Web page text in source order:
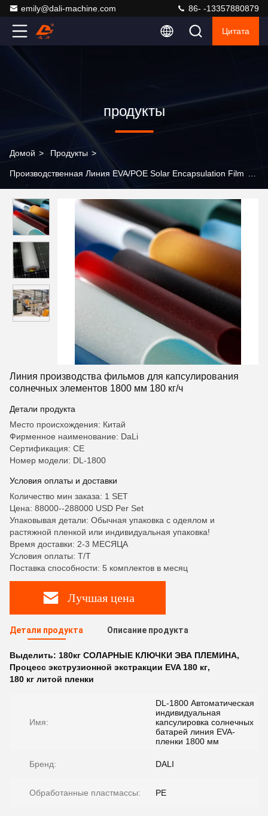
emily@dali-machine.com 86- -13357880879
Цитата
продукты
Домой > Продукты >
Производственная Линия EVA/POE Solar Encapsulation Film
элементов 1800 мм 180 кг/ч
Линия производства фильмов для капсулирования
солнечных элементов 1800 мм 180 кг/ч
Детали продукта
Место происхождения: Китай
Фирменное наименование: DaLi
Сертификация: CE
Номер модели: DL-1800
Условия оплаты и доставки
Количество мин заказа: 1 SET
Цена: 88000--288000 USD Per Set
Упаковывая детали: Обычная упаковка с одеялом и
растяжной пленкой или индивидуальная упаковка!
Время доставки: 2-3 МЕСЯЦА
Условия оплаты: T/T
Поставка способности: 5 комплектов в месяц
Лучшая цена
Детали продукта Описание продукта
Выделить: 180кг СОЛАРНЫЕ КЛЮЧКИ ЭВА ПЛЕМИНА,
Процесс экструзионной экстракции EVA 180 кг,
180 кг литой пленки
Имя:
DL-1800 Автоматическая
индивидуальная
капсулировка солнечных
батарей линия EVA-
пленки 1800 мм
Бренд: DALI
Обработанные пластмассы: PE